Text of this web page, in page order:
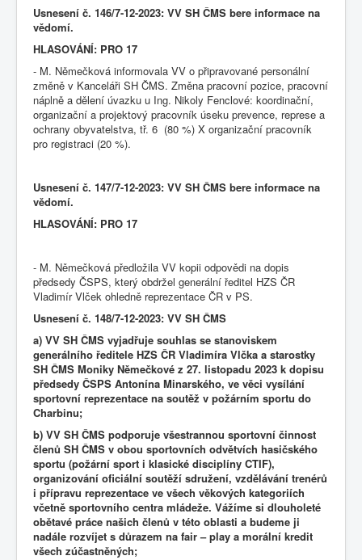
Usnesení č. 146/7-12-2023: VV SH ČMS bere informace na
vědomí.
HLASOVÁNÍ: PRO 17
- M. Němečková informovala VV o připravované personální
změně v Kanceláři SH ČMS. Změna pracovní pozice, pracovní
náplně a dělení úvazku u Ing. Nikoly Fenclové: koordinační,
organizační a projektový pracovník úseku prevence, represe a
ochrany obyvatelstva, tř. 6 (80 %) X organizační pracovník
pro registraci (20 %).
Usnesení č. 147/7-12-2023: VV SH ČMS bere informace na
vědomí.
HLASOVÁNÍ: PRO 17
- M. Němečková předložila VV kopii odpovědi na dopis
předsedy ČSPS, který obdržel generální ředitel HZS ČR
Vladimír Vlček ohledně reprezentace ČR v PS.
Usnesení č. 148/7-12-2023: VV SH ČMS
a) VV SH ČMS vyjadřuje souhlas se stanoviskem
generálního ředitele HZS ČR Vladimíra Vlčka a starostky
SH ČMS Moniky Němečkové z 27. listopadu 2023 k dopisu
předsedy ČSPS Antonína Minarského, ve věci vysílání
sportovní reprezentace na soutěž v požárním sportu do
Charbinu;
b) VV SH ČMS podporuje všestrannou sportovní činnost
členů SH ČMS v obou sportovních odvětvích hasičského
sportu (požární sport i klasické disciplíny CTIF),
organizování oficiální soutěží sdružení, vzdělávání trenérů
i přípravu reprezentace ve všech věkových kategoriích
včetně sportovního centra mládeže. Vážíme si dlouholeté
obětavé práce našich členů v této oblasti a budeme ji
nadále rozvíjet s důrazem na fair – play a morální kredit
všech zúčastněných;